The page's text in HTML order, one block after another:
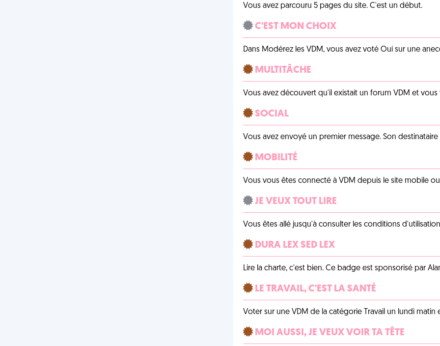
Vous avez parcouru 5 pages du site. C'est un début.
C'EST MON CHOIX
Dans Modérez les VDM, vous avez voté Oui sur une
MULTITÂCHE
Vous avez découvert qu'il existait un forum VDM et
SOCIAL
Vous avez envoyé un premier message. Son
MOBILITÉ
Vous vous êtes connecté à VDM depuis le site mobile
JE VEUX TOUT LIRE
Vous êtes allé jusqu'à consulter les conditions
DURA LEX SED LEX
Lire la charte, c'est bien. Ce badge est sponsorisé par
LE TRAVAIL, C'EST LA SANTÉ
Voter sur une VDM de la catégorie Travail un lundi matin
MOI AUSSI, JE VEUX VOIR TA TÊTE